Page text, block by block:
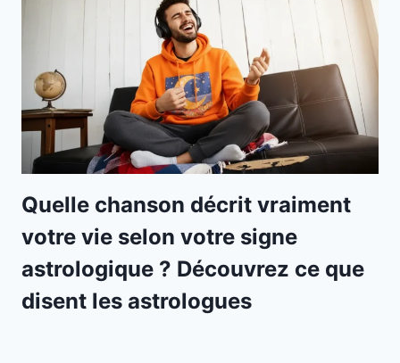
Quelle chanson décrit vraiment
votre vie selon votre signe
astrologique ? Découvrez ce que
disent les astrologues